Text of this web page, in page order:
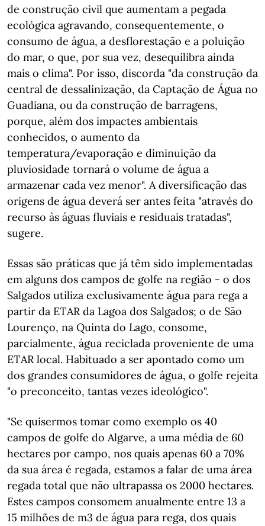
de construção civil que aumentam a pegada
ecológica agravando, consequentemente, o
consumo de água, a desflorestação e a poluição
do mar, o que, por sua vez, desequilibra ainda
mais o clima". Por isso, discorda "da construção da
central de dessalinização, da Captação de Água no
Guadiana, ou da construção de barragens,
porque, além dos impactes ambientais
conhecidos, o aumento da
temperatura/evaporação e diminuição da
pluviosidade tornará o volume de água a
armazenar cada vez menor". A diversificação das
origens de água deverá ser antes feita "através do
recurso às águas fluviais e residuais tratadas",
sugere.
Essas são práticas que já têm sido implementadas
em alguns dos campos de golfe na região - o dos
Salgados utiliza exclusivamente água para rega a
partir da ETAR da Lagoa dos Salgados; o de São
Lourenço, na Quinta do Lago, consome,
parcialmente, água reciclada proveniente de uma
ETAR local. Habituado a ser apontado como um
dos grandes consumidores de água, o golfe rejeita
"o preconceito, tantas vezes ideológico".
"Se quisermos tomar como exemplo os 40
campos de golfe do Algarve, a uma média de 60
hectares por campo, nos quais apenas 60 a 70%
da sua área é regada, estamos a falar de uma área
regada total que não ultrapassa os 2000 hectares.
Estes campos consomem anualmente entre 13 a
15 milhões de m3 de água para rega, dos quais